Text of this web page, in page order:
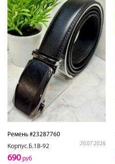
Ремень #23287760
Корпус.Б.1В-92
20.07.2026
690руб